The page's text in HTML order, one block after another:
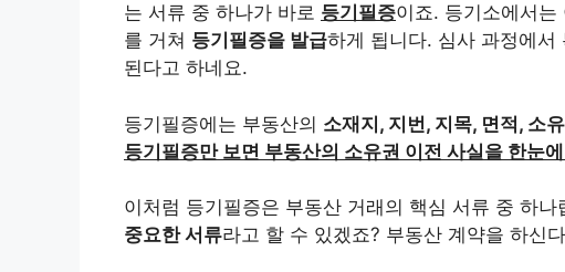
는 서류 중 하나가 바로 등기필증이죠. 등기소에서
를 거쳐 등기필증을 발급하게 됩니다. 심사 과정에서
된다고 하네요.
등기필증에는 부동산의 소재지, 지번, 지목, 면적, 소
등기필증만 보면 부동산의 소유권 이전 사실을 한눈
이처럼 등기필증은 부동산 거래의 핵심 서류 중 하나
중요한 서류라고 할 수 있겠죠? 부동산 계약을 하신